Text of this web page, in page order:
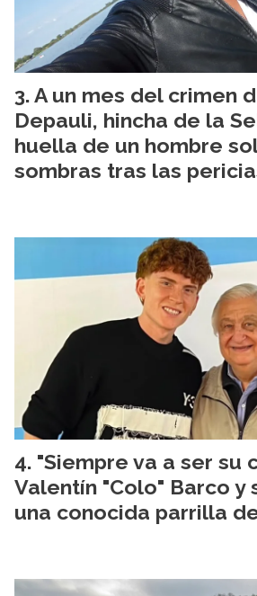
A un mes del crimen
Depauli, hincha de la
huella de un hombre
sombras tras las
"Siempre va a ser su
Valentín "Colo" Barco y
una conocida parrilla